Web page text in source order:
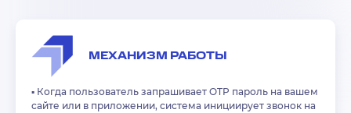
МЕХАНИЗМ РАБОТЫ
▪️ Когда пользователь запрашивает OTP пароль на вашем
сайте или в приложении, система инициирует звонок на